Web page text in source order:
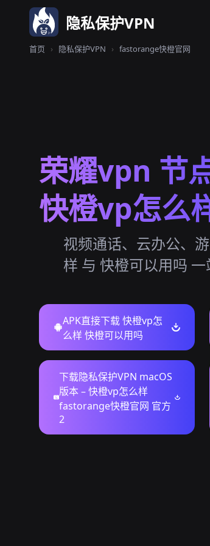
隐私保护VPN
首页 › 隐私保护VPN › fastorange快橙官网
荣耀vpn 节
快橙vp怎么
视频通话、云办公、
样 与 快橙可以用吗 一
APK直接下载 快橙vp怎
么样 快橙可以用吗
下载隐私保护VPN macOS
版本 – 快橙vp怎么样
fastorange快橙官网 官方
2